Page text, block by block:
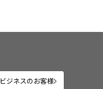
ビジネスのお客様